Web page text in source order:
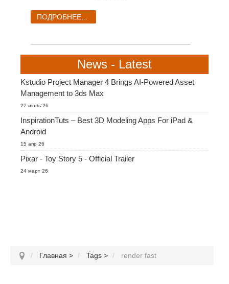
Softimage
Rhino
ПОДРОБНЕЕ...
News - Latest
Kstudio Project Manager 4 Brings AI-Powered Asset
Management to 3ds Max
22 июль 26
InspirationTuts – Best 3D Modeling Apps For iPad &
Android
15 апр 26
Pixar - Toy Story 5 - Official Trailer
24 март 26
Главная > Tags > render fast